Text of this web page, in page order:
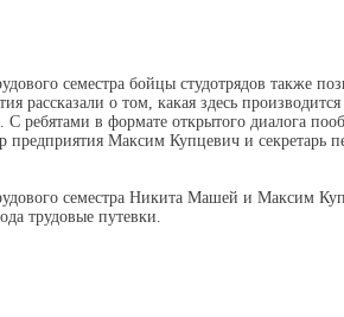
семестра бойцы студотрядов также
рассказали о том, какая здесь
ребятами в формате открытого диалога
предприятия Максим Купцевич и секретарь
семестра Никита Машей и Максим
трудовые путевки.